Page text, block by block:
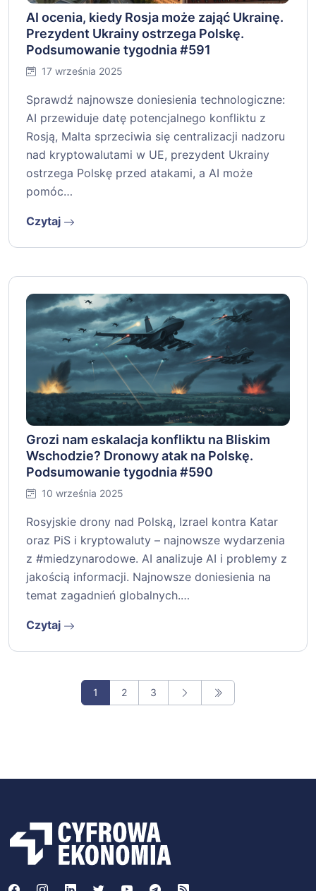
AI ocenia, kiedy Rosja może zająć Ukrainę.
Prezydent Ukrainy ostrzega Polskę.
Podsumowanie tygodnia #591
17 września 2025
Sprawdź najnowsze doniesienia technologiczne:
AI przewiduje datę potencjalnego konfliktu z
Rosją, Malta sprzeciwia się centralizacji nadzoru
nad kryptowalutami w UE, prezydent Ukrainy
ostrzega Polskę przed atakami, a AI może
pomóc…
Czytaj
Grozi nam eskalacja konfliktu na Bliskim
Wschodzie? Dronowy atak na Polskę.
Podsumowanie tygodnia #590
10 września 2025
Rosyjskie drony nad Polską, Izrael kontra Katar
oraz PiS i kryptowaluty – najnowsze wydarzenia
z #miedzynarodowe. AI analizuje AI i problemy z
jakością informacji. Najnowsze doniesienia na
temat zagadnień globalnych.…
Czytaj
1 2 3